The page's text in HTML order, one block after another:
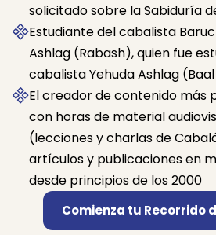
solicitado sobre la Sabiduría
Estudiante del cabalista
Ashlag (Rabash), quien fue
cabalista Yehuda Ashlag
El creador de contenido más
con horas de material
(lecciones y charlas de
artículos y publicaciones en
desde principios de los 2000
Comienza tu Recorrido